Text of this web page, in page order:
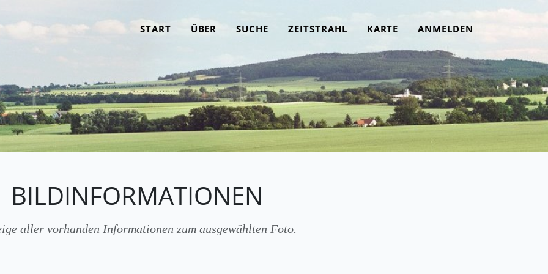
START ÜBER SUCHE ZEITSTRAHL KARTE ANMELDEN
BILDINFORMATIONEN
aller vorhanden Informationen zum ausgewählten Foto.